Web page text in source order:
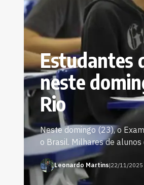
Estudantes
neste
Rio
Neste domingo (23), o
o Brasil. Milhares de
Leonardo Martins|22/11/2025